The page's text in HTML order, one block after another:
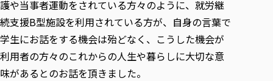
禅のこころ
授業料減免・奨学金等
宿舎の紹介
学生生活サポート
学生自主活動支援
護や当事者運動をされている方々のように、就労継
続支援B型施設を利用されている方が、自身の言葉で
学生にお話をする機会は殆どなく、こうした機会が
利用者の方々のこれからの人生や暮らしに大切な意
味があるとのお話を頂きました。